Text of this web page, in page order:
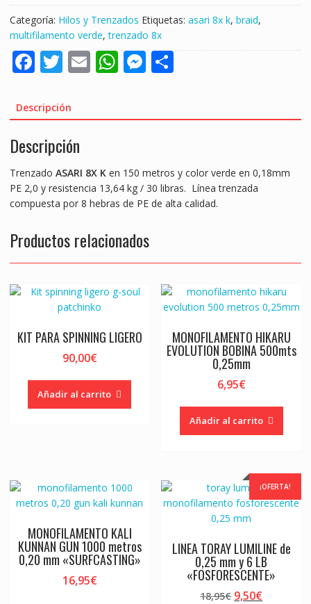
Categoría: Hilos y Trenzados Etiquetas: asari 8x k, braid,
multifilamento verde,trenzado 8x
F
e
b
o
o
k
T
itt
er
E
l
W
s
p
p
M
e
g
er
S
e
Descripción
Descripción
Trenzado ASARI 8X Ken 150 metros y color verde en 0,18mm
PE 2,0 y resistencia 13,64 kg / 30 libras. Línea trenzada
compuesta por 8 hebras de PE de alta calidad.
Productos relacionados
KIT PARA SPINNING LIGERO
90,00€
Añadir al carrito
MONOFILAMENTO HIKARU
EVOLUTION BOBINA 500mts
0,25mm
6,95€
Añadir al carrito
MONOFILAMENTO KALI
KUNNAN GUN 1000 metros
0,20 mm «SURFCASTING»
16,95€
¡OFERTA!
LINEA TORAY LUMILINE de
0,25 mm y 6 LB
«FOSFORESCENTE»
18,95€ El
9,50€El